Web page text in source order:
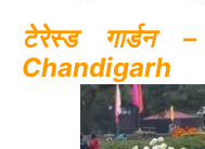
टेरेस्ड गार्डन
Chandigarh